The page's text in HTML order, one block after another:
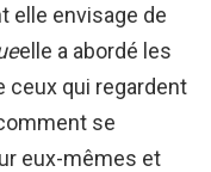
elle envisage de
elle a abordé les
ceux qui regardent
se
eux-mêmes et